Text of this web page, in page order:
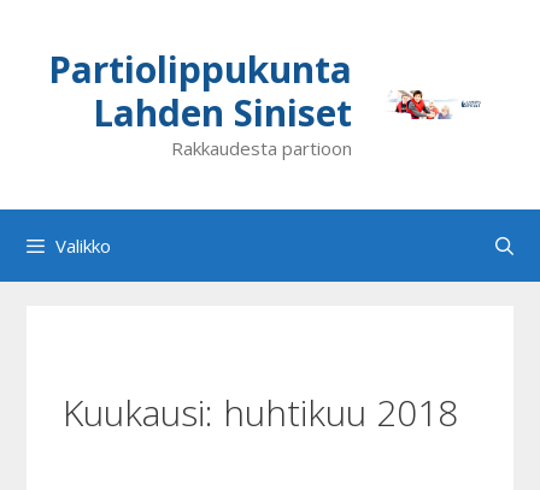
Partiolippukunta
Lahden Siniset
Rakkaudesta partioon
Valikko
Kuukausi: huhtikuu 2018